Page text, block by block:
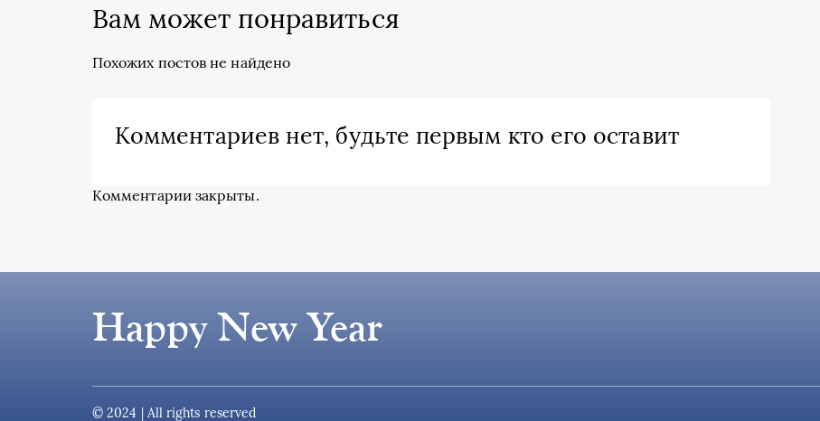
Вам может понравиться
Похожих постов не найдено
Комментариев нет, будьте первым кто его оставит
Комментарии закрыты.
Happy New Year
© 2024 | All rights reserved